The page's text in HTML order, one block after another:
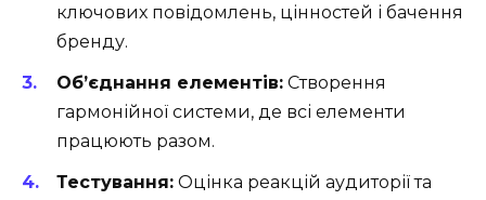
ключових повідомлень, цінностей і бачення
бренду.
Об’єднання елементів: Створення
гармонійної системи, де всі елементи
працюють разом.
Тестування: Оцінка реакцій аудиторії та